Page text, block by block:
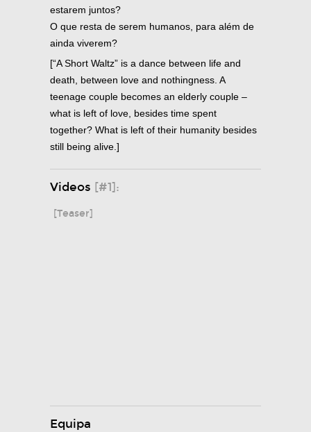
estarem juntos?
O que resta de serem humanos, para além de
ainda viverem?
[“A Short Waltz” is a dance between life and
death, between love and nothingness. A
teenage couple becomes an elderly couple –
what is left of love, besides time spent
together? What is left of their humanity besides
still being alive.]
Videos [#1]:
[Teaser]
Equipa